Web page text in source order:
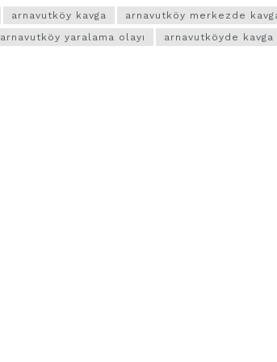
arnavutköy kavga
arnavutköy merkezde
arnavutköy yaralama olayı arnavutköyde kavga